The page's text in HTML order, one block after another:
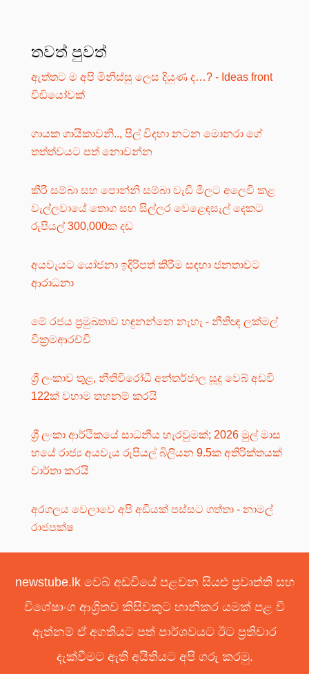
තවත් පුවත්
ඇත්තට ම අපි මිනිස්සු ලෙස දියුණ ද…? - Ideas front
වීඩියෝවක්
ගායක ගායිකාවනි.., පිල් විදහා නටන මොනරා ගේ
තත්ත්වයට පත් නොවන්න
කීරි සම්බා සහ පොන්නි සම්බා වැඩි මිලට අලෙවි කළ
වැල්ලවායේ තොග සහ සිල්ලර වෙළෙඳසැල් දෙකට
රුපියල් 300,000ක දඩ
අයවැයට යෝජනා ඉදිරිපත් කිරීම සඳහා ජනතාවට
ආරාධනා
මේ රජය ප්‍රමුඛතාව හඳුනන්නෙ නැහැ - නීතිඥ ලක්මල්
වික්‍රමආරච්චි
ශ්‍රී ලංකාව තුළ, නීතිවිරෝධී අන්තර්ජාල සූදු වෙබ් අඩවි
122ක් වහාම තහනම් කරයි
ශ්‍රී ලංකා ආර්ථිකයේ සාධනීය හැරවුමක්; 2026 මුල් මාස
හයේ රාජ්‍ය අයවැය රුපියල් බිලියන 9.5ක අතිරික්තයක්
වාර්තා කරයි
අරගලය වෙලාවෙ අපි අඩියක් පස්සට ගත්තා - නාමල්
රාජපක්ෂ
newstube.lk වෙබ් අඩවියේ පළවන සියළු ප්‍රවෘත්ති සහ
විශේෂාංග ආශ්‍රිතව කිසිවකුට හානිකර යමක් පළ වී
ඇත්නම් ඒ අගතියට පත් පාර්ශවයට ඊට ප්‍රතිචාර
දැක්වීමට ඇති අයිතියට අපි ගරු කරමු.